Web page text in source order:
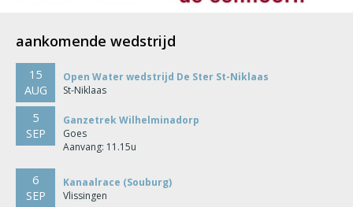
aankomende wedstrijd
15
AUG
Open Water wedstrijd De Ster St-Niklaas
St-Niklaas
5
SEP
Ganzetrek Wilhelminadorp
Goes
Aanvang: 11.15u
6
SEP
Kanaalrace (Souburg)
Vlissingen